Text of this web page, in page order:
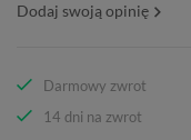
Dodaj swoją opinię
Darmowy zwrot
14 dni na zwrot